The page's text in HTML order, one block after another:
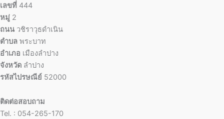
เลขที่ 444
หมู่ 2
ถนน วชิราวุธดำเนิน
ตำบล พระบาท
อำเภอ เมืองลำปาง
จังหวัด ลำปาง
รหัสไปรษณีย์ 52000
ติดต่อสอบถาม
Tel. : 054-265-170